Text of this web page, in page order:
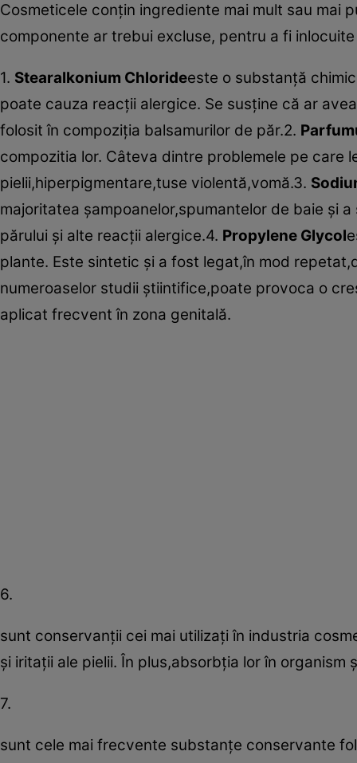
Cosmeticele conţin ingrediente mai mult sau mai
componente ar trebui excluse, pentru a fi
1. Stearalkonium Chlorideeste o substanţă
poate cauza reacţii alergice. Se susţine că ar
folosit în compoziţia balsamurilor de păr.2.
compozitia lor. Câteva dintre problemele pe care
pielii,hiperpigmentare,tuse violentă,vomă.3.
majoritatea şampoanelor,spumantelor de baie şi
părului şi alte reacţii alergice.4. Propylene Glycol
plante. Este sintetic şi a fost legat,în mod
numeroaselor studii ştiintifice,poate provoca o
aplicat frecvent în zona genitală.
6.
sunt conservanţii cei mai utilizaţi în industria
şi iritaţii ale pielii. În plus,absorbţia lor în
7.
sunt cele mai frecvente substanţe conservante